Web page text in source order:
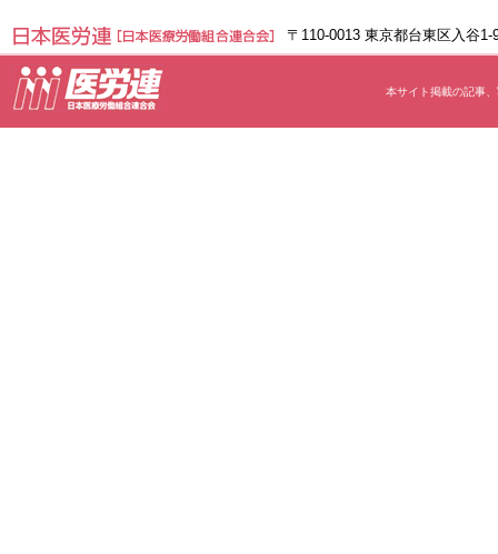
〒110-0013 東京都台東区入谷
本サイト掲載の記事